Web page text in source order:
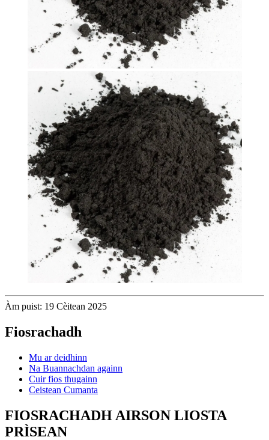
Àm puist: 19 Cèitean 2025
Fiosrachadh
Mu ar deidhinn
Na Buannachdan againn
Cuir fios thugainn
Ceistean Cumanta
FIOSRACHADH AIRSON LIOSTA
PRÌSEAN